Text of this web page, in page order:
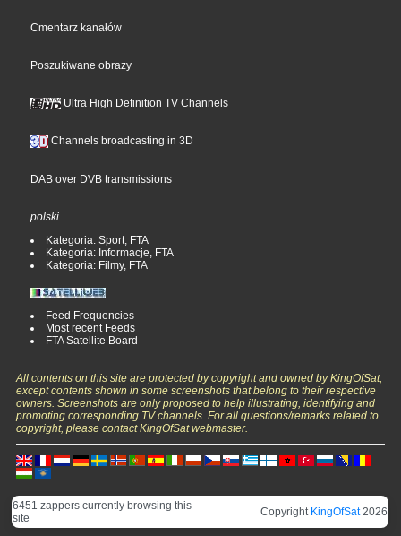
Cmentarz kanałów
Poszukiwane obrazy
Ultra High Definition TV Channels
Channels broadcasting in 3D
DAB over DVB transmissions
polski
Kategoria: Sport, FTA
Kategoria: Informacje, FTA
Kategoria: Filmy, FTA
Feed Frequencies
Most recent Feeds
FTA Satellite Board
All contents on this site are protected by copyright and owned by KingOfSat,
except contents shown in some screenshots that belong to their respective
owners. Screenshots are only proposed to help illustrating, identifying and
promoting corresponding TV channels. For all questions/remarks related to
copyright, please contact KingOfSat webmaster.
6451 zappers currently browsing this
site
Copyright KingOfSat2026